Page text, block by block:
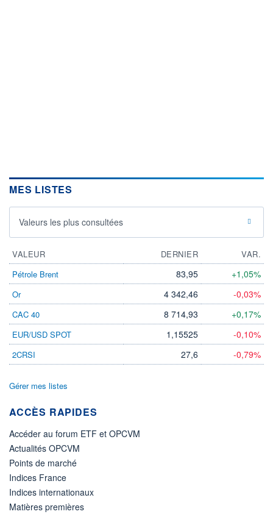
MES LISTES
Valeurs les plus consultées
VALEUR DERNIER
VAR.
Pétrole Brent
83,95 +1,05%
Or 4 342,46 -0,03%
CAC 40 8 714,93 +0,17%
EUR/USD SPOT 1,15525 -0,10%
2CRSI 27,6 -0,79%
Gérer mes listes
ACCÈS RAPIDES
Accéder au forum ETF et OPCVM
Actualités OPCVM
Points de marché
Indices France
Indices internationaux
Matières premières